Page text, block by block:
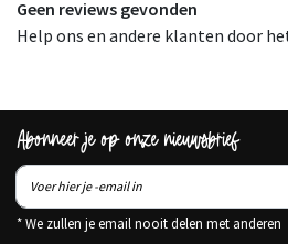
Geen reviews gevonden
Help ons en andere klanten door
Abonneer je op onze nieuwsbrief
* We zullen je email nooit delen met anderen